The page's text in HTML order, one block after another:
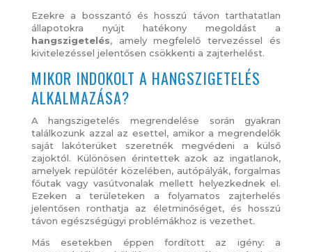
Ezekre a bosszantó és hosszú távon tarthatatlan
állapotokra nyújt hatékony megoldást a
hangszigetelés, amely megfelelő tervezéssel és
kivitelezéssel jelentősen csökkenti a zajterhelést.
MIKOR INDOKOLT A HANGSZIGETELÉS
ALKALMAZÁSA?
A hangszigetelés megrendelése során gyakran
találkozunk azzal az esettel, amikor a megrendelők
saját lakóterüket szeretnék megvédeni a külső
zajoktól. Különösen érintettek azok az ingatlanok,
amelyek repülőtér közelében, autópályák, forgalmas
főutak vagy vasútvonalak mellett helyezkednek el.
Ezeken a területeken a folyamatos zajterhelés
jelentősen ronthatja az életminőséget, és hosszú
távon egészségügyi problémákhoz is vezethet.
Más esetekben éppen fordított az igény: a